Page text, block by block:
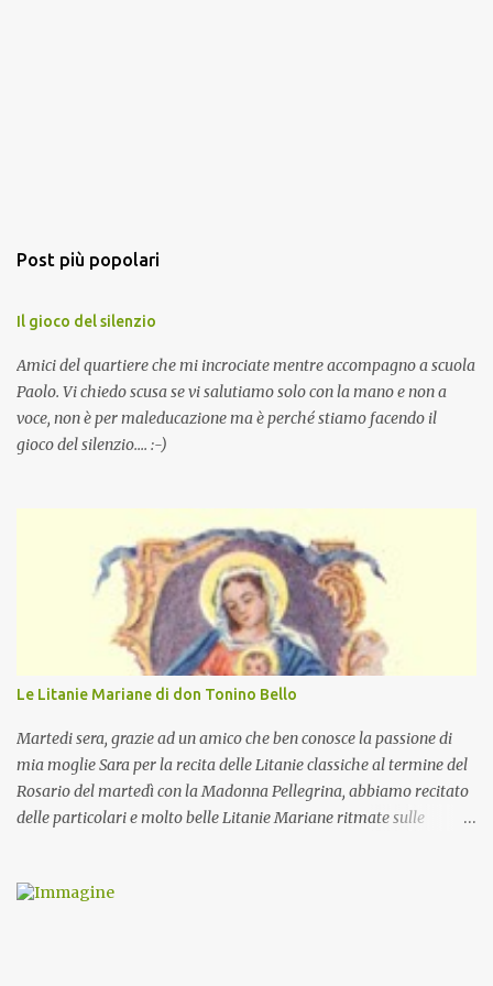
Post più popolari
Il gioco del silenzio
Amici del quartiere che mi incrociate mentre accompagno a scuola
Paolo. Vi chiedo scusa se vi salutiamo solo con la mano e non a
voce, non è per maleducazione ma è perché stiamo facendo il
gioco del silenzio.... :-)
Le Litanie Mariane di don Tonino Bello
Martedi sera, grazie ad un amico che ben conosce la passione di
mia moglie Sara per la recita delle Litanie classiche al termine del
Rosario del martedì con la Madonna Pellegrina, abbiamo recitato
delle particolari e molto belle Litanie Mariane ritmate sulle
preghiera.